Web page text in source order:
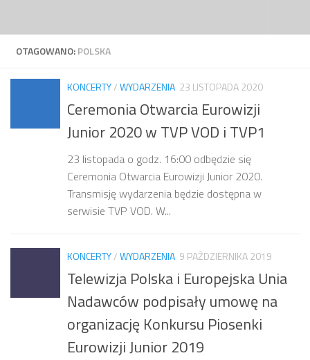
OTAGOWANO:POLSKA
KONCERTY/WYDARZENIA 23 LISTOPADA 2020
Ceremonia Otwarcia Eurowizji
Junior 2020 w TVP VOD i TVP1
23 listopada o godz. 16:00 odbędzie się
Ceremonia Otwarcia Eurowizji Junior 2020.
Transmisję wydarzenia będzie dostępna w
serwisie TVP VOD. W...
KONCERTY/WYDARZENIA 9 PAŹDZIERNIKA 2019
Telewizja Polska i Europejska Unia
Nadawców podpisały umowę na
organizację Konkursu Piosenki
Eurowizji Junior 2019